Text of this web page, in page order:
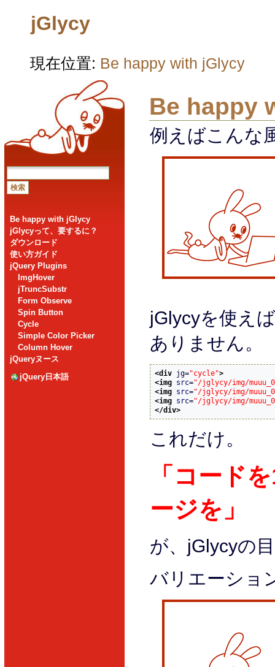
jGlycy
現在位置: Be happy with jGlycy
Be happy with jGlycy
jGlycyって、要するに？
ダウンロード
使い方ガイド
jQuery Plugins
ImgHover
jTruncSubstr
Form Observe
Spin Button
Cycle
Simple Color Picker
Column Hover
jQueryヌース
jQuery日本語
Be happy
例えばこんな
jGlycyを使え
ありません。
<div jg="cycle">
<img src="/jglycy/img/
<img src="/jglycy/img/
<img src="/jglycy/img/
</div>
これだけ。
「コード
ージを」
が、jGlycyの
バリエーショ